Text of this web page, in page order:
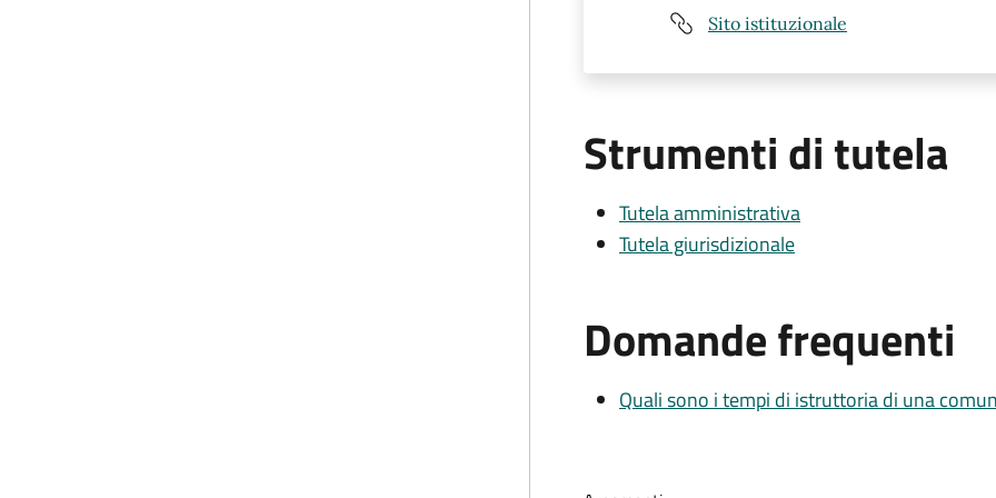
Sito istituzionale
Strumenti di tutela
Tutela amministrativa
Tutela giurisdizionale
Domande frequenti
Quali sono i tempi di istruttoria di una